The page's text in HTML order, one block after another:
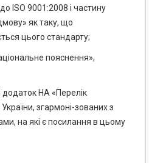
ISO 9001:2008 і частину
як таку, що
цього стандарту;
пояснення»,
НА «Перелік
згармоні-зованих з
на які є посилання в цьому